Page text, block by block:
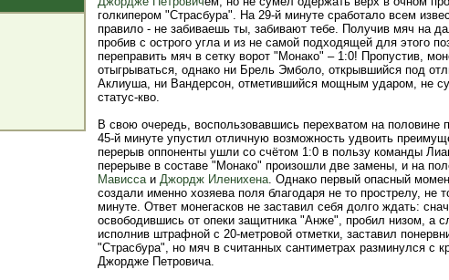
голкипером "Страсбура". На 29-й минуте сработало всем
правило - не забиваешь ты, забивают тебе. Получив мяч на
пробив с острого угла и из не самой подходящей для этого
переправить мяч в сетку ворот "Монако" – 1:0! Пропустив,
отыгрываться, однако ни Брель Эмболо, открывшийся под
Аклиуша, ни Вандерсон, отметившийся мощным ударом, не
статус-кво.
В свою очередь, воспользовавшись перехватом на половине
45-й минуте упустил отличную возможность удвоить
перерыв оппоненты ушли со счётом 1:0 в пользу команды
перерыве в составе "Монако" произошли две замены, и на
Мависсаи Джордж Иленихена. Однако первый опасный
создали именно хозяева поля благодаря не то прострелу, не
минуте. Ответ монегасков не заставил себя долго ждать:
освободившись от опеки защитника "Анже", пробил низом, а
исполнив штрафной с 20-метровой отметки, заставил
"Страсбура", но мяч в считанных сантиметрах разминулся с
Джордже Петровича.